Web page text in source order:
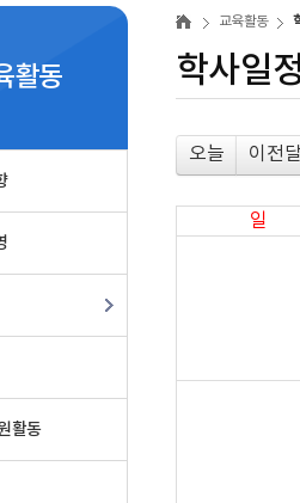
활동
활동
일
정
교육활동
학사일
오늘 이전
일